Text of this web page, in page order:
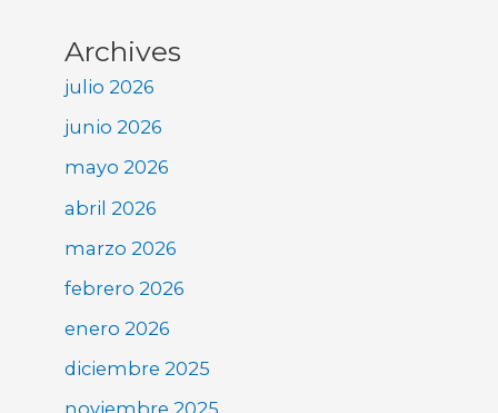
Archives
julio 2026
junio 2026
mayo 2026
abril 2026
marzo 2026
febrero 2026
enero 2026
diciembre 2025
noviembre 2025